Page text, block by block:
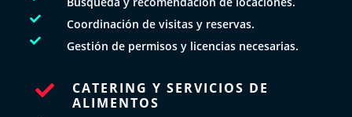
 Coordinación de visitas y reservas.
 Gestión de permisos y licencias necesarias.

CATERING Y SERVICIOS DE
ALIMENTOS